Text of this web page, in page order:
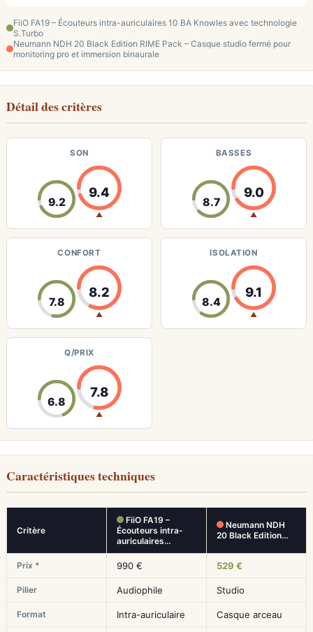
FiiO FA19 – Écouteurs intra-auriculaires 10 BA Knowles avec technologie
S.Turbo
Neumann NDH 20 Black Edition RIME Pack – Casque studio fermé pour
monitoring pro et immersion binaurale
Détail des critères
SON
9.2
9.4
▲
BASSES
8.7
9.0
▲
CONFORT
7.8
8.2
▲
ISOLATION
8.4
9.1
▲
Q/PRIX
6.8
7.8
▲
Caractéristiques techniques
Critère
FiiO FA19 –
Écouteurs intra-
auriculaires…
Neumann NDH
20 Black Edition…
Prix * 990 € 529 €
Pilier Audiophile Studio
Format Intra-auriculaire Casque arceau